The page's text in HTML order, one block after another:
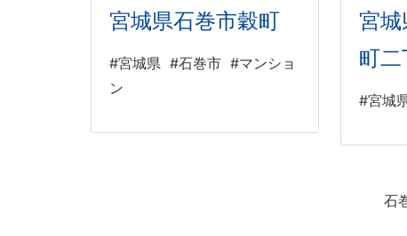
宮城県石巻市穀町
#宮城県 #石巻市 #マンショ
ン
宮
町二
#宮城
石